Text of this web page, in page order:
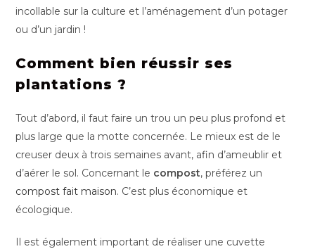
incollable sur la culture et l’aménagement d’un potager
ou d’un jardin !
Comment bien réussir ses
plantations ?
Tout d’abord, il faut faire un trou un peu plus profond et
plus large que la motte concernée. Le mieux est de le
creuser deux à trois semaines avant, afin d’ameublir et
d’aérer le sol. Concernant le compost, préférez un
compost fait maison. C’est plus économique et
écologique.
Il est également important de réaliser une cuvette